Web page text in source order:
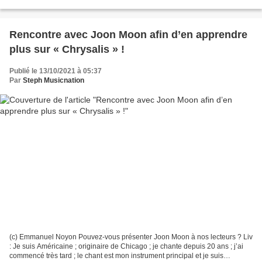
Rencontre avec Joon Moon afin d’en apprendre
plus sur « Chrysalis » !
Publié le 13/10/2021 à 05:37
Par Steph Musicnation
(c) Emmanuel Noyon Pouvez-vous présenter Joon Moon à nos lecteurs ? Liv
: Je suis Américaine ; originaire de Chicago ; je chante depuis 20 ans ; j’ai
commencé très tard ; le chant est mon instrument principal et je suis